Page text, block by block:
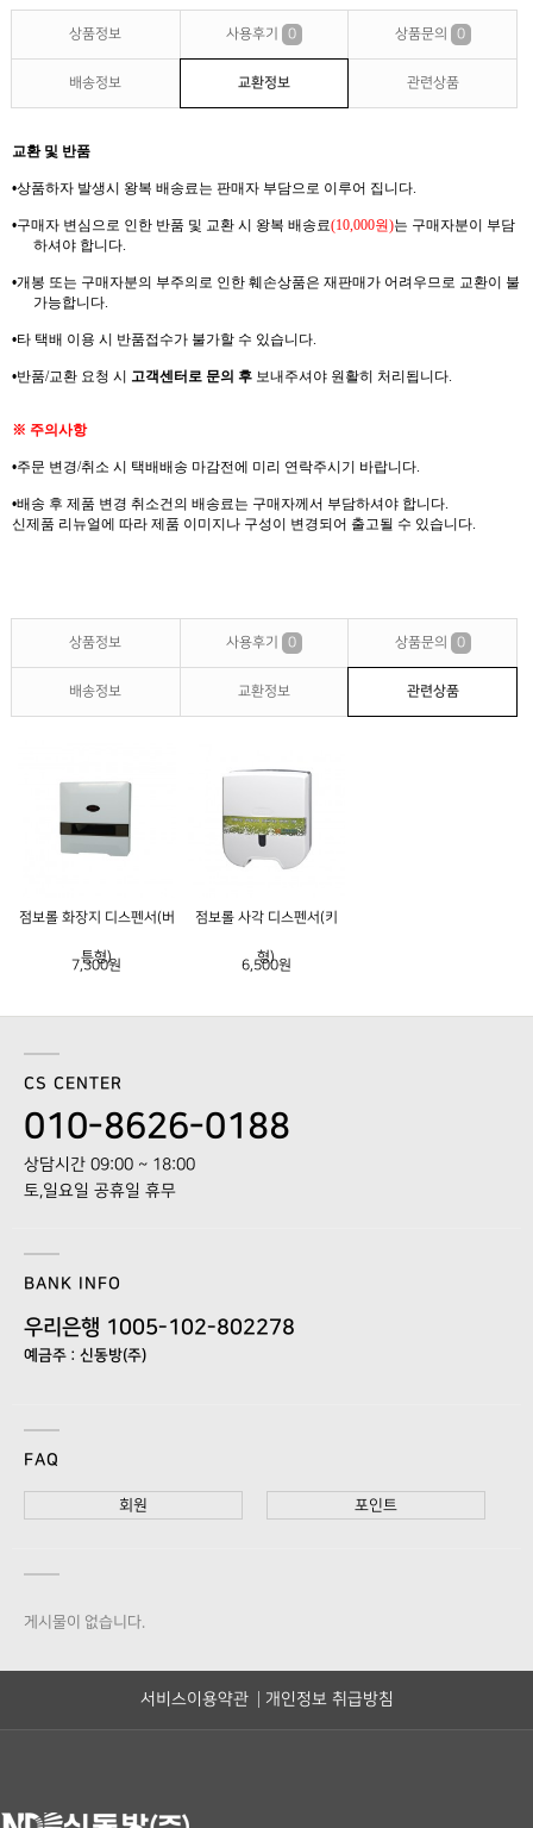
상품정보 사용후기 0 상품문의 0
배송정보 교환정보 관련상품
교환 및 반품
•상품하자 발생시 왕복 배송료는 판매자 부담으로 이루어 집니다.
•구매자 변심으로 인한 반품 및 교환 시 왕복 배송료(10,000원)는 구매자분이 부담
하셔야 합니다.
•개봉 또는 구매자분의 부주의로 인한 훼손상품은 재판매가 어려우므로 교환이 불
가능합니다.
•타 택배 이용 시 반품접수가 불가할 수 있습니다.
•반품/교환 요청 시 고객센터로 문의 후 보내주셔야 원활히 처리됩니다.
※ 주의사항
•주문 변경/취소 시 택배배송 마감전에 미리 연락주시기 바랍니다.
•배송 후 제품 변경 취소건의 배송료는 구매자께서 부담하셔야 합니다.
신제품 리뉴얼에 따라 제품 이미지나 구성이 변경되어 출고될 수 있습니다.
상품정보 사용후기 0 상품문의 0
배송정보 교환정보 관련상품
점보롤 화장지 디스펜서(버
튼형)
7,300원
점보롤 사각 디스펜서(키
형)
6,500원
CS CENTER
010-8626-0188
상담시간 09:00 ~ 18:00
토,일요일 공휴일 휴무
BANK INFO
우리은행 1005-102-802278
예금주 : 신동방(주)
FAQ
회원 포인트
게시물이 없습니다.
서비스이용약관 개인정보 취급방침